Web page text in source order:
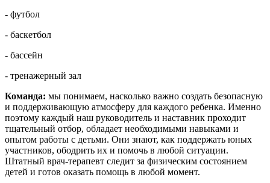
- футбол
- баскетбол
- бассейн
- тренажерный зал
Команда: мы понимаем, насколько важно создать безопасную
и поддерживающую атмосферу для каждого ребенка. Именно
поэтому каждый наш руководитель и наставник проходит
тщательный отбор, обладает необходимыми навыками и
опытом работы с детьми. Они знают, как поддержать юных
участников, ободрить их и помочь в любой ситуации.
Штатный врач-терапевт следит за физическим состоянием
детей и готов оказать помощь в любой момент.